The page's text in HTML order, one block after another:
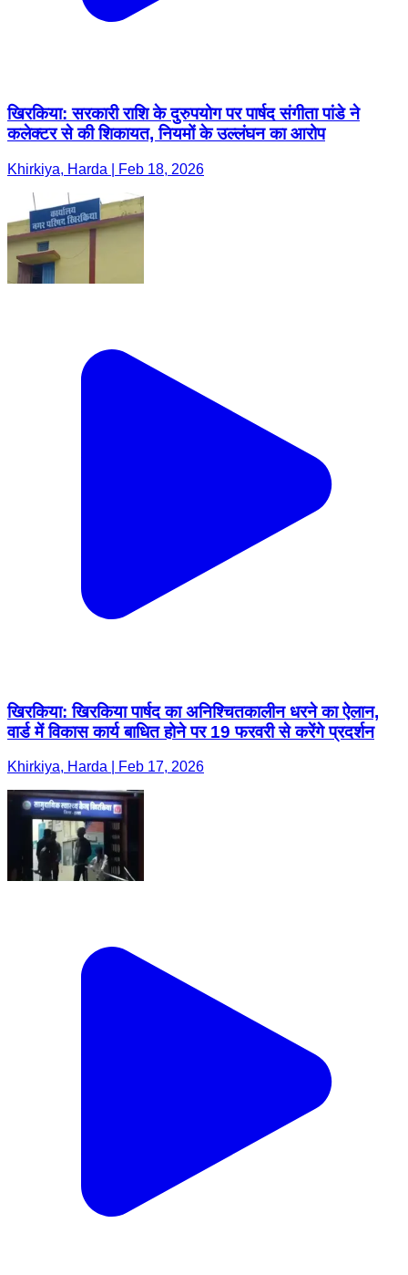
खिरकिया: सरकारी राशि के दुरुपयोग पर पार्षद संगीता पांडे ने
कलेक्टर से की शिकायत, नियमों के उल्लंघन का आरोप
Khirkiya, Harda | Feb 18, 2026
खिरकिया: खिरकिया पार्षद का अनिश्चितकालीन धरने का ऐलान,
वार्ड में विकास कार्य बाधित होने पर 19 फरवरी से करेंगे प्रदर्शन
Khirkiya, Harda | Feb 17, 2026